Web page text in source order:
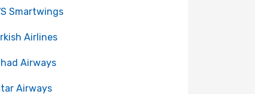
Smartwings
Airlines
Airways
Airways